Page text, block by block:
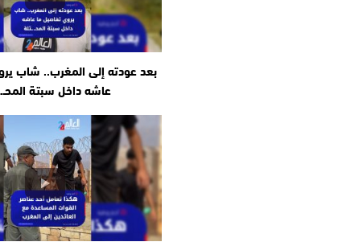
بعد عودته إلى المغرب.. شاب
عاشه داخل سبتة